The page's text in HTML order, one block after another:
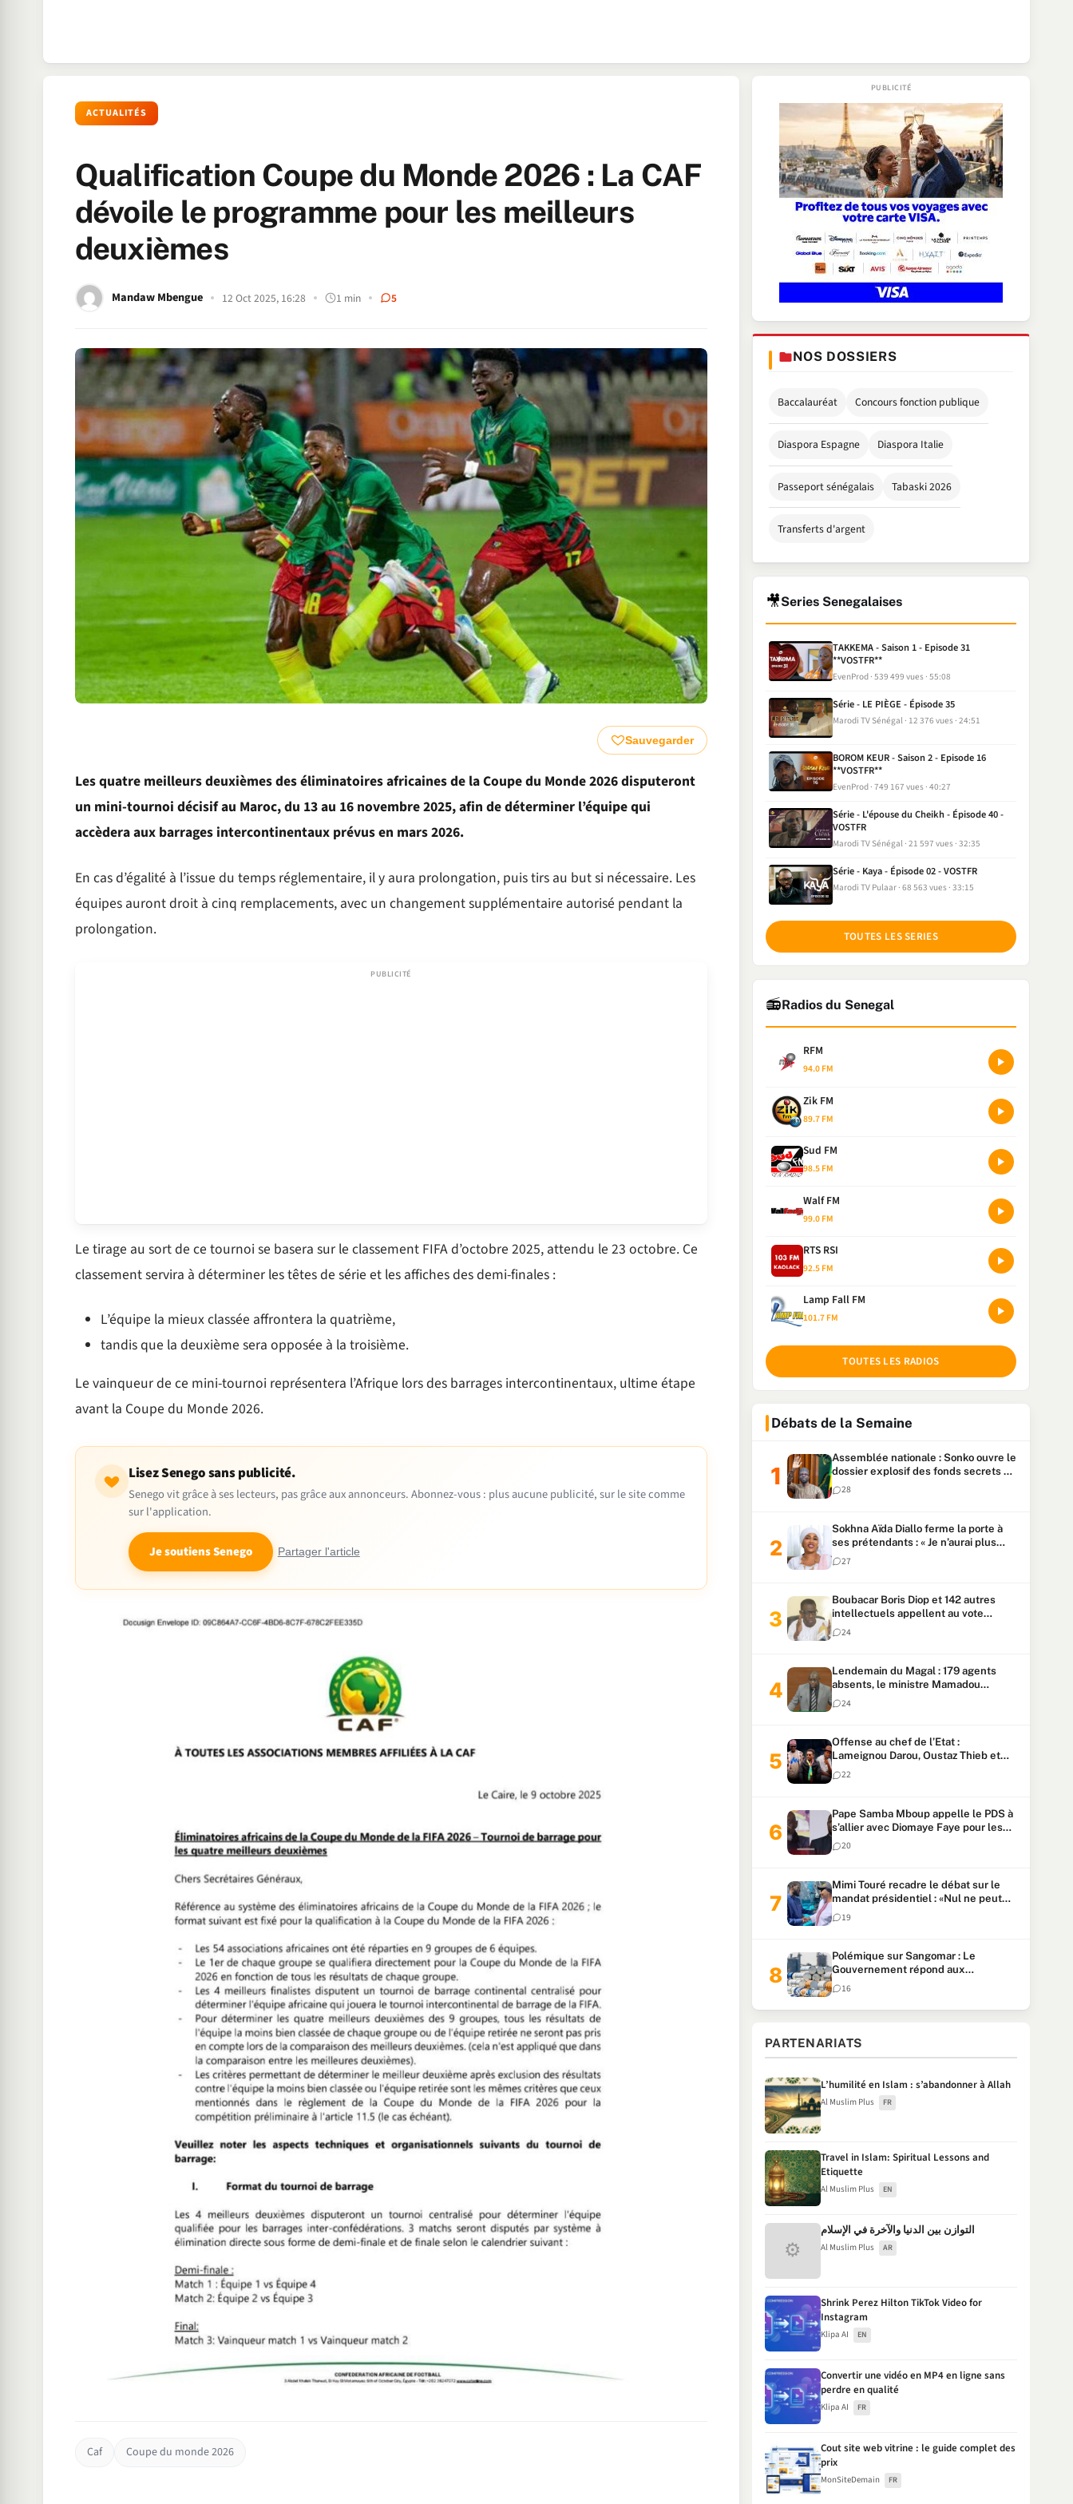
ACTUALITÉS
Qualification Coupe du Monde 2026 : La CAF
dévoile le programme pour les meilleurs
deuxièmes
Mandaw Mbengue 12 Oct 2025, 16:28 1 min 5
Sauvegarder
Les quatre meilleurs deuxièmes des éliminatoires africaines de la Coupe du Monde 2026 disputeront
un mini-tournoi décisif au Maroc, du 13 au 16 novembre 2025, afin de déterminer l’équipe qui
accèdera aux barrages intercontinentaux prévus en mars 2026.
En cas d’égalité à l’issue du temps réglementaire, il y aura prolongation, puis tirs au but si nécessaire. Les
équipes auront droit à cinq remplacements, avec un changement supplémentaire autorisé pendant la
prolongation.
Le tirage au sort de ce tournoi se basera sur le classement FIFA d’octobre 2025, attendu le 23 octobre. Ce
classement servira à déterminer les têtes de série et les affiches des demi-finales :
L’équipe la mieux classée affrontera la quatrième,
tandis que la deuxième sera opposée à la troisième.
Le vainqueur de ce mini-tournoi représentera l’Afrique lors des barrages intercontinentaux, ultime étape
avant la Coupe du Monde 2026.
Lisez Senego sans publicité.
Senego vit grâce à ses lecteurs, pas grâce aux annonceurs. Abonnez-vous : plus aucune publicité, sur le site comme
sur l'application.
Je soutiens Senego Partager l'article
Caf Coupe du monde 2026
NOS DOSSIERS
Baccalauréat Concours fonction publique
Diaspora Espagne Diaspora Italie
Passeport sénégalais Tabaski 2026
Transferts d'argent
🎥Series Senegalaises
TAKKEMA - Saison 1 - Episode 31
**VOSTFR**
EvenProd 539 499 vues 55:08
Série - LE PIÈGE - Épisode 35
Marodi TV Sénégal 12 376 vues 24:51
BOROM KEUR - Saison 2 - Episode 16
**VOSTFR**
EvenProd 749 167 vues 40:27
Série - L'épouse du Cheikh - Épisode 40 -
VOSTFR
Marodi TV Sénégal 21 597 vues 32:35
Série - Kaya - Épisode 02 - VOSTFR
Marodi TV Pulaar 68 563 vues 33:15
TOUTES LES SERIES
📻Radios du Senegal
RFM
94.0 FM
Zik FM
89.7 FM
Sud FM
98.5 FM
Walf FM
99.0 FM
RTS RSI
92.5 FM
Lamp Fall FM
101.7 FM
TOUTES LES RADIOS
Débats de la Semaine
Assemblée nationale : Sonko ouvre le
dossier explosif des fonds secrets et
du patrimoine présidentiel
28
Sokhna Aïda Diallo ferme la porte à
ses prétendants : « Je n’aurai plus
jamais un autre mari »
27
Boubacar Boris Diop et 142 autres
intellectuels appellent au vote
urgent de la révision
constitutionnelle
24
Lendemain du Magal : 179 agents
absents, le ministre Mamadou
Lamine Dianté exige des explications
24
Offense au chef de l’Etat :
Lameignou Darou, Oustaz Thieb et
Ndiaye Touba lourdement
condamnés
22
Pape Samba Mboup appelle le PDS à
s’allier avec Diomaye Faye pour les
locales et tacle Sonko
20
Mimi Touré recadre le débat sur le
mandat présidentiel : «Nul ne peut
faire plus de deux mandats
consécutifs de 5 ans»
19
Polémique sur Sangomar : Le
Gouvernement répond aux
accusations et clarifie le partage des
milliards
16
PARTENARIATS
L’humilité en Islam : s’abandonner à Allah
Al Muslim Plus FR
Travel in Islam: Spiritual Lessons and
Etiquette
Al Muslim Plus EN
⚙
التوازن بين الدنيا والآخرة في الإسلام
Al Muslim Plus AR
Shrink Perez Hilton TikTok Video for
Instagram
Klipa AI EN
Convertir une vidéo en MP4 en ligne sans
perdre en qualité
Klipa AI FR
Cout site web vitrine : le guide complet des
prix
MonSiteDemain FR